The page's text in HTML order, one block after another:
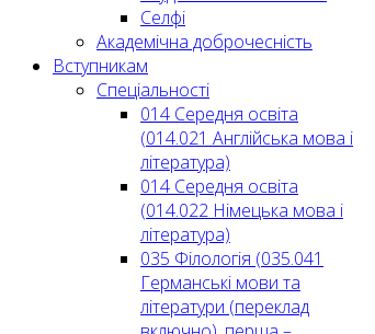
Селфі
Академічна доброчесність
Вступникам
Спеціальності
014 Середня освіта
(014.021 Англійська мова і
література)
014 Середня освіта
(014.022 Німецька мова і
література)
035 Філологія (035.041
Германські мови та
літератури (переклад